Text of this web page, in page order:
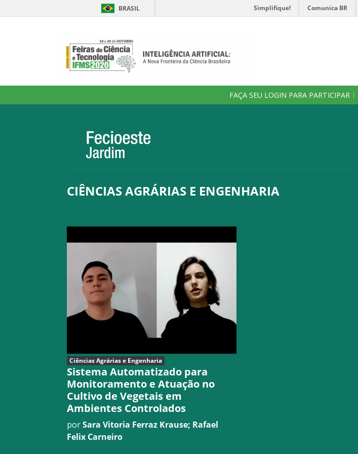
BRASIL Simplifique! Comunica BR
FAÇA SEU LOGIN PARA PARTICIPAR
CIÊNCIAS AGRÁRIAS E ENGENHARIA
Ciências Agrárias e Engenharia
Sistema Automatizado para
Monitoramento e Atuação no
Cultivo de Vegetais em
Ambientes Controlados
porSara Vitoria Ferraz Krause; Rafael
Felix Carneiro